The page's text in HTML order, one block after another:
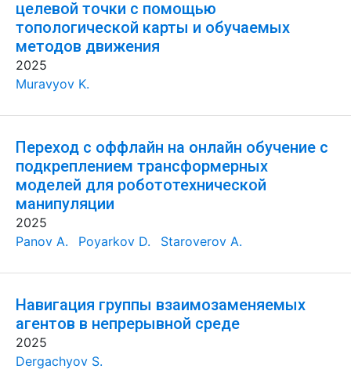
целевой точки с помощью
топологической карты и обучаемых
методов движения
2025
Muravyov K.
Переход с оффлайн на онлайн обучение с
подкреплением трансформерных
моделей для робототехнической
манипуляции
2025
Panov A.
Poyarkov D. Staroverov A.
Навигация группы взаимозаменяемых
агентов в непрерывной среде
2025
Dergachyov S.